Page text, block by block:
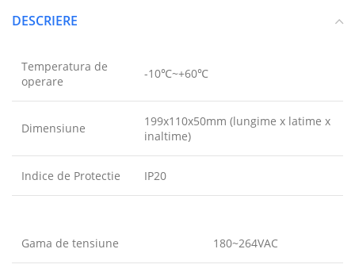
DESCRIERE
Temperatura de
operare
-10℃~+60℃
Dimensiune
199x110x50mm (lungime x latime x
inaltime)
Indice de Protectie IP20
Gama de tensiune 180~264VAC